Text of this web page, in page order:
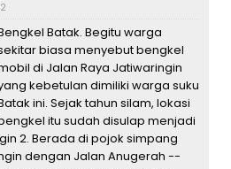
Batak. Begitu warga
biasa menyebut bengkel
di Jalan Raya Jatiwaringin
kebetulan dimiliki warga suku
ini. Sejak tahun silam, lokasi
itu sudah disulap menjadi
2. Berada di pojok simpang
dengan Jalan Anugerah --